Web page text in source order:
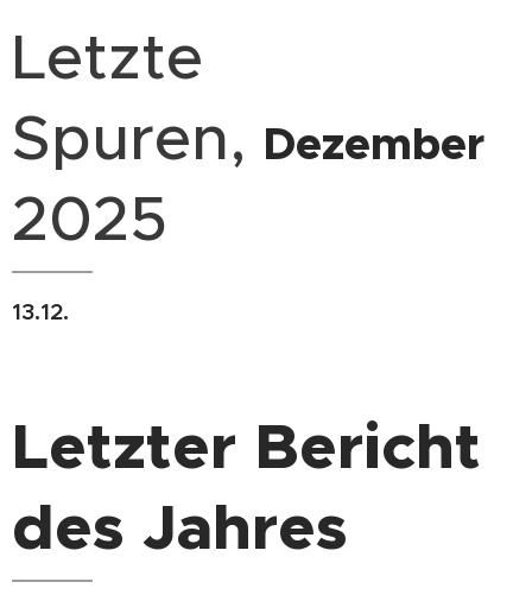
Letzte
Spuren, Dezember
2025
13.12.
Letzter Bericht
des Jahres